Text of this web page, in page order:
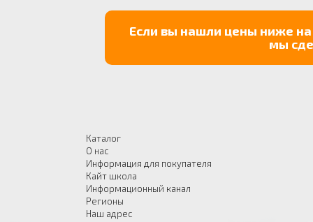
Если вы нашли цены ниже
мы
Каталог
О нас
Информация для покупателя
Кайт школа
Информационный канал
Регионы
Наш адрес